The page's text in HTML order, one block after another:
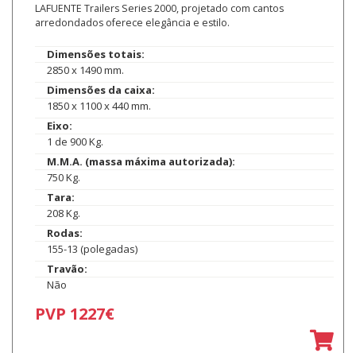
LAFUENTE Trailers Series 2000, projetado com cantos
arredondados oferece elegância e estilo.
Dimensões totais:
2850 x 1490 mm.
Dimensões da caixa:
1850 x 1100 x 440 mm.
Eixo:
1 de 900 Kg.
M.M.A. (massa máxima autorizada):
750 Kg.
Tara:
208 Kg.
Rodas:
155-13 (polegadas)
Travão:
Não
PVP 1227€